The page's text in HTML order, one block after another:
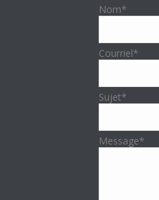
Nom*
Courriel*
Sujet*
Message*